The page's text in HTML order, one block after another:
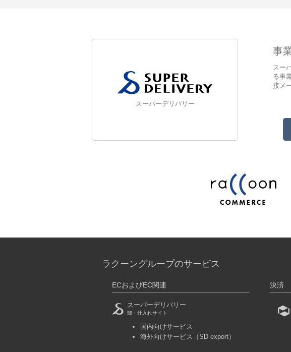
スーパーデリバリー
事
スー
る事
接メ
ラクーングループのサービス
ECおよびEC関連
スーパーデリバリー
卸・仕入れサイト
国内向けサービス
海外向けサービス
（SD export）
決済